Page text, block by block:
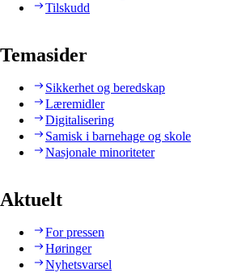
Tilskudd
Temasider
Sikkerhet og beredskap
Læremidler
Digitalisering
Samisk i barnehage og skole
Nasjonale minoriteter
Aktuelt
For pressen
Høringer
Nyhetsvarsel